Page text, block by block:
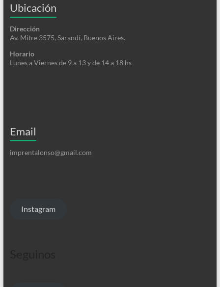
Ubicación
Dirección
Av. Mitre 3575, Sarandí, Buenos Aires.
Horario
Lunes a Viernes de 9 a 13 y de 14 a 18 hs
Email
imprentalonso@gmail.com
Instagram